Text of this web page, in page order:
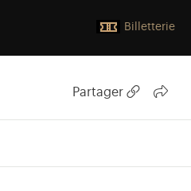
Billetterie
Partager